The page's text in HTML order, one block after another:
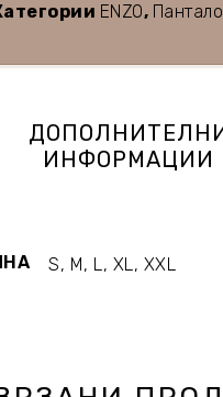
ENZO,
ИНФОРМАЦИИ
S, M, L, XL, XXL